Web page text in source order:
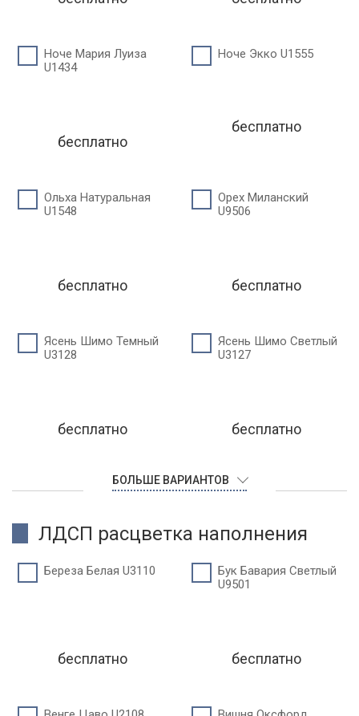
Ноче Мария Луиза
U1434
бесплатно
Ноче Экко U1555
бесплатно
Ольха Натуральная
U1548
бесплатно
Орех Миланский
U9506
бесплатно
Ясень Шимо Темный
U3128
бесплатно
Ясень Шимо Светлый
U3127
бесплатно
БОЛЬШЕ ВАРИАНТОВ
ЛДСП расцветка наполнения
Береза Белая U3110
бесплатно
Бук Бавария Светлый
U9501
бесплатно